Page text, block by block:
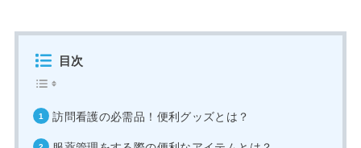
目次
訪問看護の必需品！便利グッズとは？